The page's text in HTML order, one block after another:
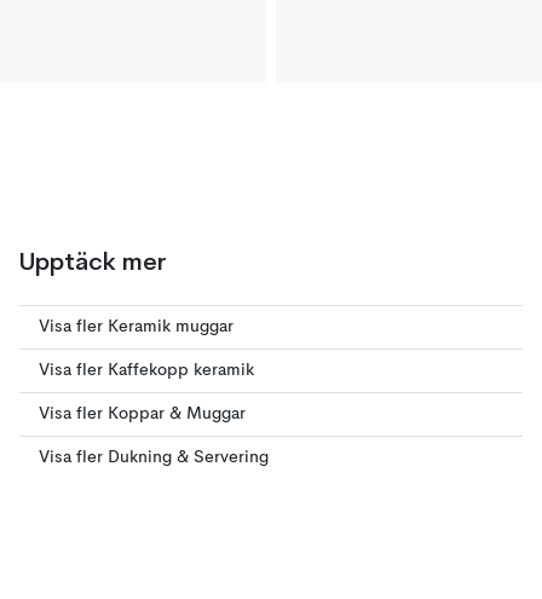
Upptäck mer
Visa fler Keramik muggar
Visa fler Kaffekopp keramik
Visa fler Koppar & Muggar
Visa fler Dukning & Servering